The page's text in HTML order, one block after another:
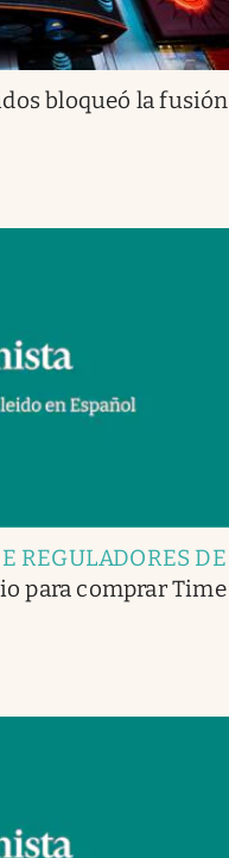
bloqueó la fusión
REGULADORES DE
para comprar Time